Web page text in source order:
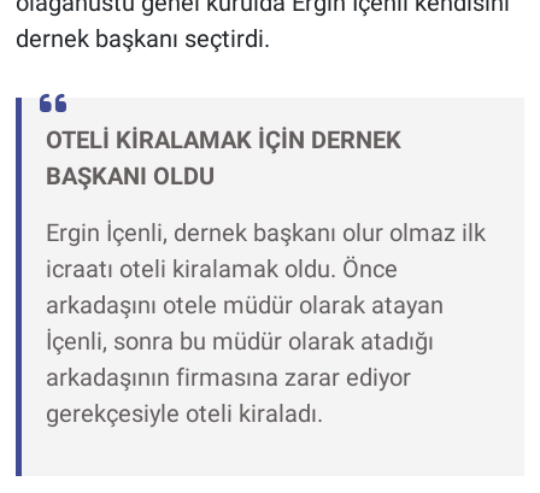
dernek başkanı seçtirdi.
OTELİ KİRALAMAK İÇİN DERNEK
BAŞKANI OLDU
Ergin İçenli, dernek başkanı olur olmaz ilk
icraatı oteli kiralamak oldu. Önce
arkadaşını otele müdür olarak atayan
İçenli, sonra bu müdür olarak atadığı
arkadaşının firmasına zarar ediyor
gerekçesiyle oteli kiraladı.